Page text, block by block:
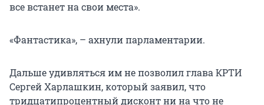
все встанет на свои места».
«Фантастика», – ахнули парламентарии.
Дальше удивляться им не позволил глава КРТИ
Сергей Харлашкин, который заявил, что
тридцатипроцентный дисконт ни на что не